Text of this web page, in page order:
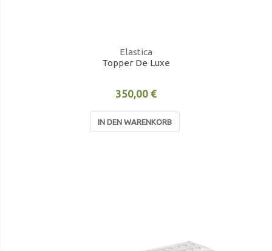
Elastica
Topper De Luxe
350,00 €
IN DEN WARENKORB